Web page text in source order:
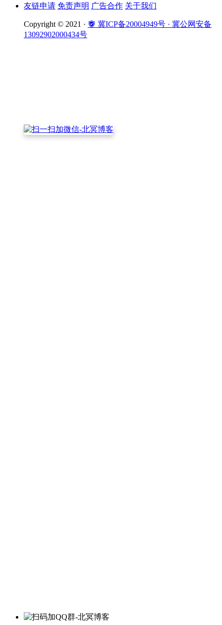
友链申请 免责声明 广告合作 关于我们
Copyright © 2021 · 冀ICP备20004949号 · 冀公网安备
13092902000434号